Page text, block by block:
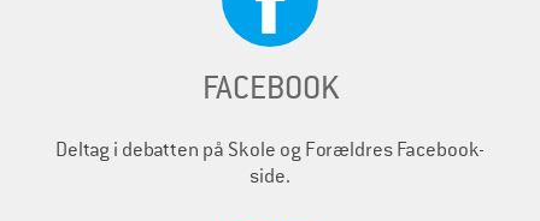
FACEBOOK
Deltag i debatten på Skole og Forældres Facebook-
side.